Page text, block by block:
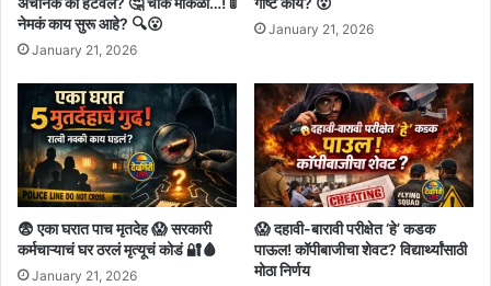
नेमकं काय सुरू आहे? 🔍😮
January 21, 2026
January 21, 2026
😨 एका घरात पाच मृतदेह 😱 सरकारी
कर्मचाऱ्याचं घर ठरलं मृत्यूचं कोडं 🔐🩸
January 21, 2026
😱 दहावी-बारावी परीक्षेत ‘हे’ कडक
पाऊल! कॉपीबाजीचा शेवट? विद्यार्थ्यांसाठी
मोठा निर्णय